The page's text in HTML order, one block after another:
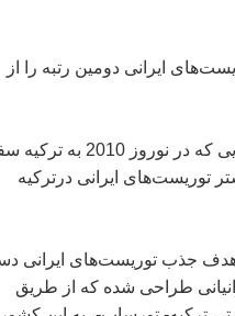
ایرانی دومین رتبه را از
یولیسوی همچنین دراشاره به تعداد بسیار زیاد توریست‌هایی كه در نوروز 2010
توریست‌های ایرانی درتركیه
هدف جذب توریست‌های ایرانی
طراحی شده كه از طریق